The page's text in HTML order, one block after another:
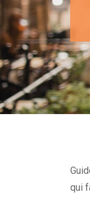
qui